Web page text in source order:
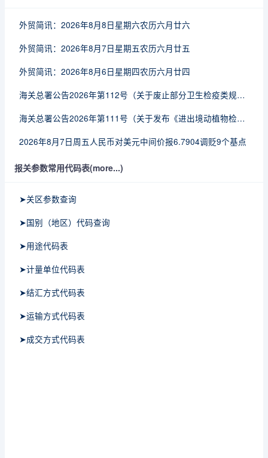
外贸简讯：2026年8月8日星期六农历六月廿六
外贸简讯：2026年8月7日星期五农历六月廿五
外贸简讯：2026年8月6日星期四农历六月廿四
海关总署公告2026年第112号（关于废止部分卫生检疫类规范性文件的公告）
海关总署公告2026年第111号（关于发布《进出境动植物检疫处理监督管理工作规定》《进出境卫生处理监督管理工作规定》的公告）
2026年8月7日周五人民币对美元中间价报6.7904调贬9个基点
报关参数常用代码表(more...)
➤关区参数查询
➤国别（地区）代码查询
➤用途代码表
➤计量单位代码表
➤结汇方式代码表
➤运输方式代码表
➤成交方式代码表